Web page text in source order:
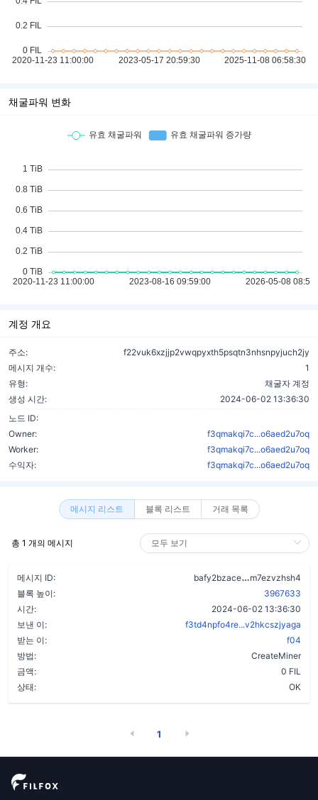
채굴파워 변화
계정 개요
주소:
f22vuk6xzjjp2vwqpyxth5psqtn3nhsnpyjuch2jy
메시지 개수:
1
유형:
채굴자 계정
생성 시간:
2024-06-02 13:36:30
노드 ID:
Owner:
f3qmakqi7c...o6aed2u7oq
Worker:
f3qmakqi7c...o6aed2u7oq
수익자:
f3qmakqi7c...o6aed2u7oq
메시지 리스트 블록 리스트 거래 목록
총 1 개의 메시지
메시지 ID: bafy2bzace
m7ezvzhsh4
블록 높이:
3967633
시간:
2024-06-02 13:36:30
보낸 이:
f3td4npfo4re...v2hkcszjyaga
받는 이:
f04
방법:
CreateMiner
금액:
0 FIL
상태:
OK
1